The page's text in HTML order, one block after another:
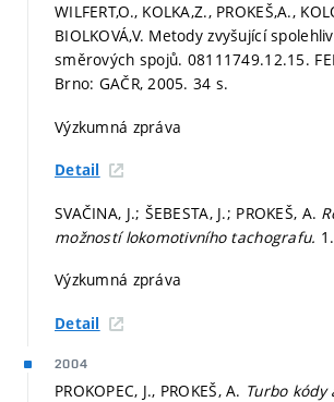
WILFERT,O., KOLKA,Z., PROKEŠ,A.,
BIOLKOVÁ,V. Metody zvyšující
směrových spojů. 08111749.12.15.
Brno: GAČR, 2005. 34 s.
Výzkumná zpráva
Detail
SVAČINA, J.; ŠEBESTA, J.; PROKEŠ, A.
možností lokomotivního tachografu.
Výzkumná zpráva
Detail
2004
PROKOPEC, J., PROKEŠ, A. Turbo kódy